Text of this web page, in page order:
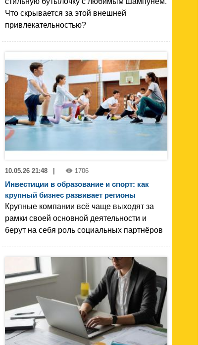
Что скрывается за этой внешней
привлекательностью?
10.05.26 21:48 1706
Инвестиции в образование и спорт: как
крупный бизнес развивает регионы
Крупные компании всё чаще выходят за
рамки своей основной деятельности и
берут на себя роль социальных партнёров